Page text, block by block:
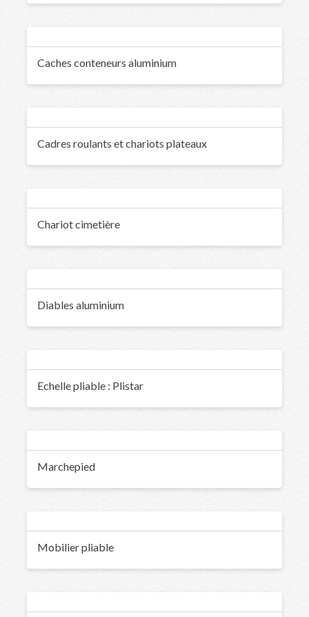
Caches conteneurs aluminium
Cadres roulants et chariots plateaux
Chariot cimetière
Diables aluminium
Echelle pliable : Plistar
Marchepied
Mobilier pliable